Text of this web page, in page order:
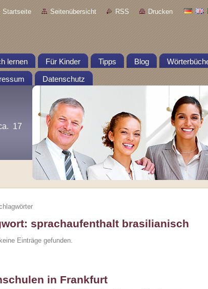
Startseite Seitenübersicht RSS Drucken
lernen Für Kinder Tipps Blog
Datenschutz
17
sprachaufenthalt brasilianisch
Einträge gefunden.
in Frankfurt